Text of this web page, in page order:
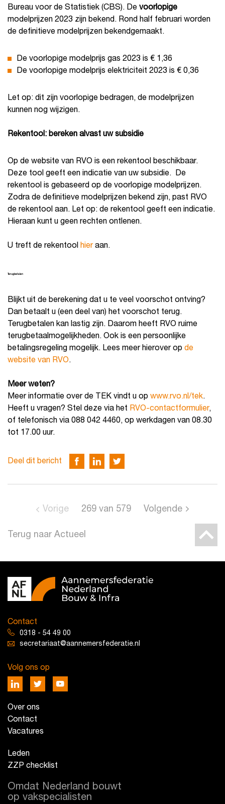
Bureau voor de Statistiek (CBS). De voorlopige
modelprijzen 2023 zijn bekend. Rond half februari worden
de definitieve modelprijzen bekendgemaakt.
De voorlopige modelprijs gas 2023 is € 1,36
De voorlopige modelprijs elektriciteit 2023 is € 0,36
Let op: dit zijn voorlopige bedragen, de modelprijzen
kunnen nog wijzigen.
Rekentool: bereken alvast uw subsidie
Op de website van RVO is een rekentool beschikbaar.
Deze tool geeft een indicatie van uw subsidie. De
rekentool is gebaseerd op de voorlopige modelprijzen.
Zodra de definitieve modelprijzen bekend zijn, past RVO
de rekentool aan. Let op: de rekentool geeft een indicatie.
Hieraan kunt u geen rechten ontlenen.
U treft de rekentool hieraan.
Terugbetalen
Blijkt uit de berekening dat u te veel voorschot ontving?
Dan betaalt u (een deel van) het voorschot terug.
Terugbetalen kan lastig zijn. Daarom heeft RVO ruime
terugbetaalmogelijkheden. Ook is een persoonlijke
betalingsregeling mogelijk. Lees meer hierover op de
website van RVO.
Meer weten?
Meer informatie over de TEK vindt u op www.rvo.nl/tek.
Heeft u vragen? Stel deze via het RVO-contactformulier,
of telefonisch via 088 042 4460, op werkdagen van 08.30
tot 17.00 uur.
Deel dit bericht
Terug naar Actueel
Vorige 269 van 579 Volgende
Contact
0318 - 54 49 00
secretariaat@aannemersfederatie.nl
Volg ons op
Over ons
Contact
Vacatures
Leden
ZZP checklist
Omdat Nederland bouwt
op vakspecialisten